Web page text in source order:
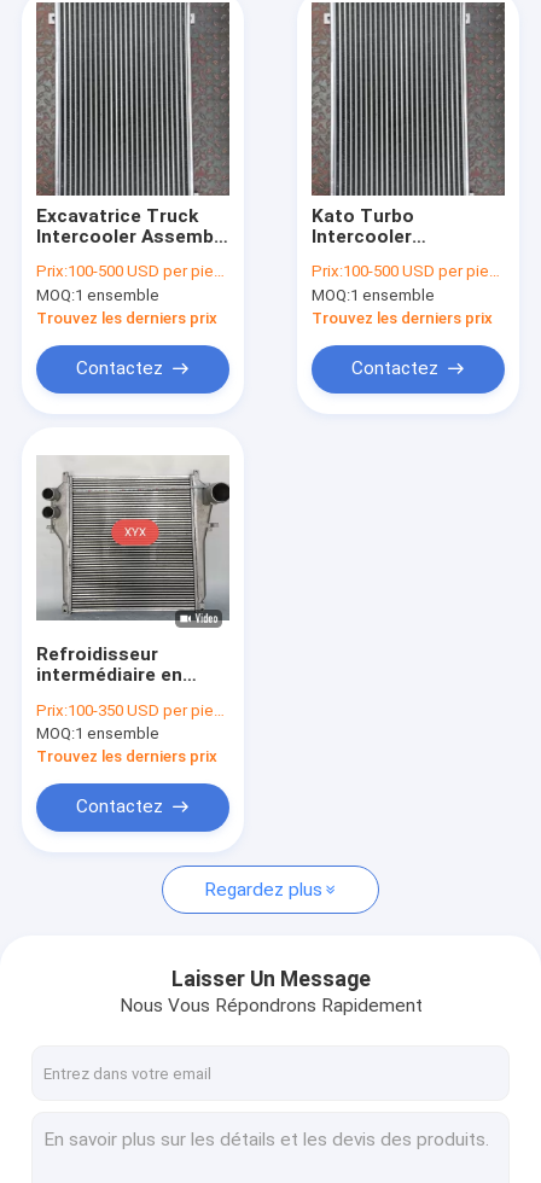
Des produits
Au sujet de nous
Visite d'usine
Contrôle de qualité
Nouvelles
Cas
Excavatrice Radiator
Radiateur d'huile hydraulique
Radiateur de bouteur
Radiateur de camion lourd
Radiateurs diesel de camion
Refroidisseur intermédiaire de camion
Radiateur de générateur
Excavatrice Truck
Intercooler Assembly
370*595mm
Prix:100-500 USD per piece
MOQ:1 ensemble
Trouvez les derniers prix
Contactez
Kato Turbo
Intercooler
refroidisseur
intermédiaire HD820-
3 des véhicules à
Prix:100-500 USD per piece
MOQ:1 ensemble
Trouvez les derniers prix
Contactez
Refroidisseur
intermédiaire en
de Hino 700/E13C
pour le noyau du
radiateur 62mm
Prix:100-350 USD per piece
MOQ:1 ensemble
Trouvez les derniers prix
Contactez
Regardez plus
Laisser Un Message
Nous Vous Répondrons Rapidement